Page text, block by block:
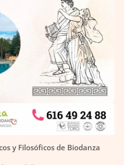
y Filosóficos de Biodanza